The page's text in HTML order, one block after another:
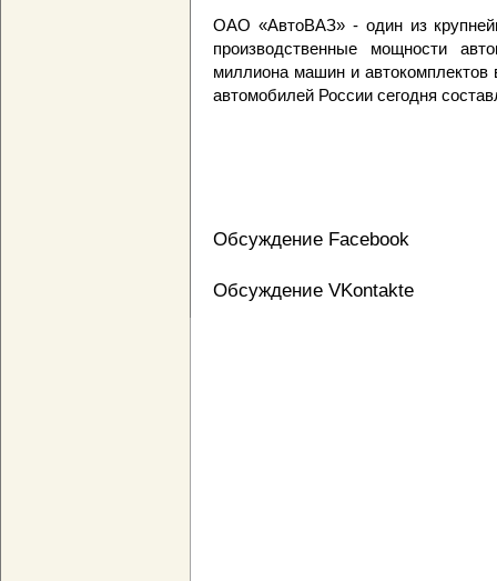
ОАО «АвтоВАЗ» - один из
производственные мощности
миллиона машин и
автомобилей России сегодня
Обсуждение Facebook
Обсуждение VKontakte